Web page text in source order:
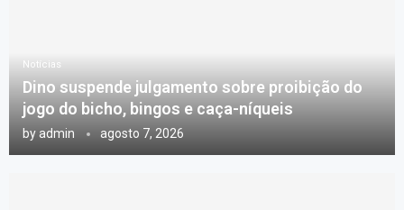
Notícias
Dino suspende julgamento sobre proibição do
jogo do bicho, bingos e caça-níqueis
by admin agosto 7, 2026